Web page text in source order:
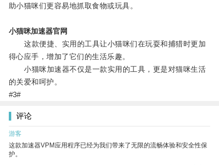
助小猫咪们更容易地抓取食物或玩具。
小猫咪加速器官网
这款便捷、实用的工具让小猫咪们在玩耍和捕猎时更加
得心应手，增加了它们的生活乐趣。
小猫咪加速器不仅是一款实用的工具，更是对猫咪生活
的关爱和呵护。
#3#
评论
游客
这款加速器VPM应用程序已经为我们带来了无限的流畅体验和安全性保
护。